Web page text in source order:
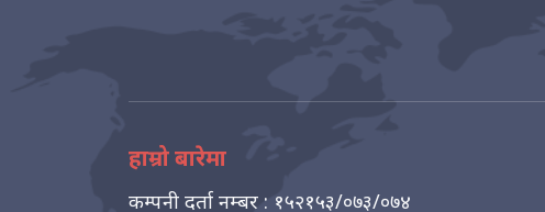
हाम्रो बारेमा
कम्पनी दर्ता नम्बर : १५२१५३/०७३/०७४